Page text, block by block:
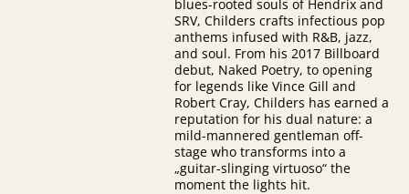
blues-rooted souls of Hendrix and
SRV, Childers crafts infectious pop
anthems infused with R&B, jazz,
and soul. From his 2017 Billboard
debut, Naked Poetry, to opening
for legends like Vince Gill and
Robert Cray, Childers has earned a
reputation for his dual nature: a
mild-mannered gentleman off-
stage who transforms into a
„guitar-slinging virtuoso“ the
moment the lights hit.